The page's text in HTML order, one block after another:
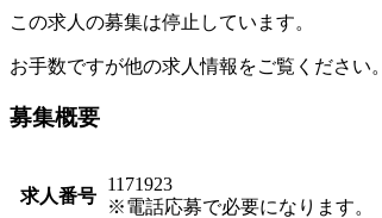
この求人の募集は停止しています。
お手数ですが他の求人情報をご覧ください。
募集概要
求人番号
1171923
※電話応募で必要になります。